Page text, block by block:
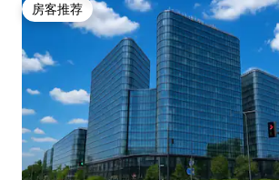
房客推荐
房客推荐